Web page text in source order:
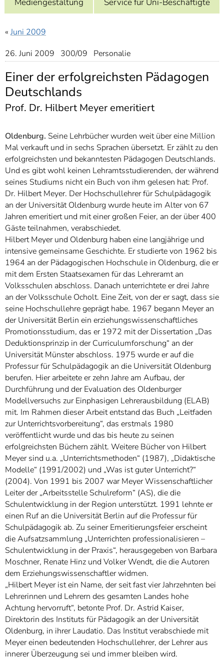
7]
Informationen zur
« Juni 2009
26. Juni 2009 300/09 Personalie
Einer der erfolgreichsten Pädagogen
Deutschlands
Prof. Dr. Hilbert Meyer emeritiert
Oldenburg. Seine Lehrbücher wurden weit über eine Million
Mal verkauft und in sechs Sprachen übersetzt. Er zählt zu den
erfolgreichsten und bekanntesten Pädagogen Deutschlands.
Und es gibt wohl keinen Lehramtsstudierenden, der während
seines Studiums nicht ein Buch von ihm gelesen hat: Prof.
Dr. Hilbert Meyer. Der Hochschullehrer für Schulpädagogik
an der Universität Oldenburg wurde heute im Alter von 67
Jahren emeritiert und mit einer großen Feier, an der über 400
Gäste teilnahmen, verabschiedet.
Hilbert Meyer und Oldenburg haben eine langjährige und
intensive gemeinsame Geschichte. Er studierte von 1962 bis
1964 an der Pädagogischen Hochschule in Oldenburg, die er
mit dem Ersten Staatsexamen für das Lehreramt an
Volksschulen abschloss. Danach unterrichtete er drei Jahre
an der Volksschule Ocholt. Eine Zeit, von der er sagt, dass sie
seine Hochschullehre geprägt habe. 1967 begann Meyer an
der Universität Berlin ein erziehungswissenschaftliches
Promotionsstudium, das er 1972 mit der Dissertation „Das
Deduktionsprinzip in der Curriculumforschung“ an der
Universität Münster abschloss. 1975 wurde er auf die
Professur für Schulpädagogik an die Universität Oldenburg
berufen. Hier arbeitete er zehn Jahre am Aufbau, der
Durchführung und der Evaluation des Oldenburger
Modellversuchs zur Einphasigen Lehrerausbildung (ELAB)
mit. Im Rahmen dieser Arbeit entstand das Buch „Leitfaden
zur Unterrichtsvorbereitung“, das erstmals 1980
veröffentlicht wurde und das bis heute zu seinen
erfolgreichsten Büchern zählt. Weitere Bücher von Hilbert
Meyer sind u.a. „Unterrichtsmethoden“ (1987), „Didaktische
Modelle“ (1991/2002) und „Was ist guter Unterricht?“
(2004). Von 1991 bis 2007 war Meyer Wissenschaftlicher
Leiter der „Arbeitsstelle Schulreform“ (AS), die die
Schulentwicklung in der Region unterstützt. 1991 lehnte er
einen Ruf an die Universität Berlin auf die Professur für
Schulpädagogik ab. Zu seiner Emeritierungsfeier erscheint
die Aufsatzsammlung „Unterrichten professionalisieren –
Schulentwicklung in der Praxis“, herausgegeben von Barbara
Moschner, Renate Hinz und Volker Wendt, die die Autoren
dem Erziehungswissenschaftler widmen.
„Hilbert Meyer ist ein Name, der seit fast vier Jahrzehnten bei
Lehrerinnen und Lehrern des gesamten Landes hohe
Achtung hervorruft“, betonte Prof. Dr. Astrid Kaiser,
Direktorin des Instituts für Pädagogik an der Universität
Oldenburg, in ihrer Laudatio. Das Institut verabschiede mit
Meyer einen bedeutenden Hochschullehrer, der Lehrer aus
innerer Überzeugung sei und immer bleiben wird.